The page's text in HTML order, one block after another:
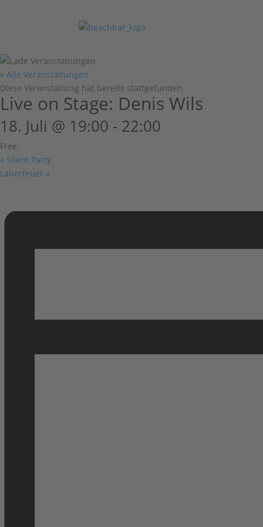
« Alle Veranstaltungen
Diese Veranstaltung hat bereits stattgefunden.
Live on Stage: Denis Wils
18. Juli @ 19:00 - 22:00
Free
« Silent Party
Laberfeuer »